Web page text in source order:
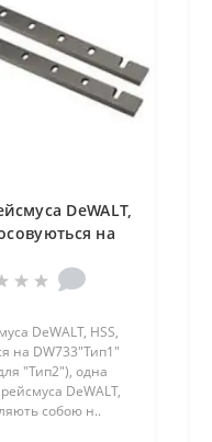
DeWALT,
на
одна пара
DeWALT, HSS,
на DW733"Тип1"
"Тип2"), одна
DeWALT,
собою н..